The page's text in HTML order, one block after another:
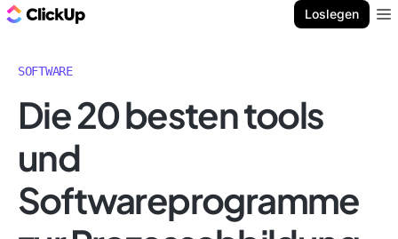
Loslegen
SOFTWARE
Die 20 besten tools
und
Softwareprogramme